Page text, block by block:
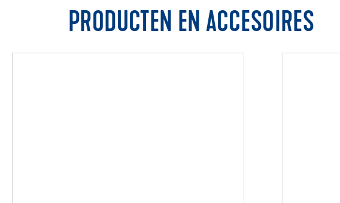
PRODUCTEN EN ACCESOIRES